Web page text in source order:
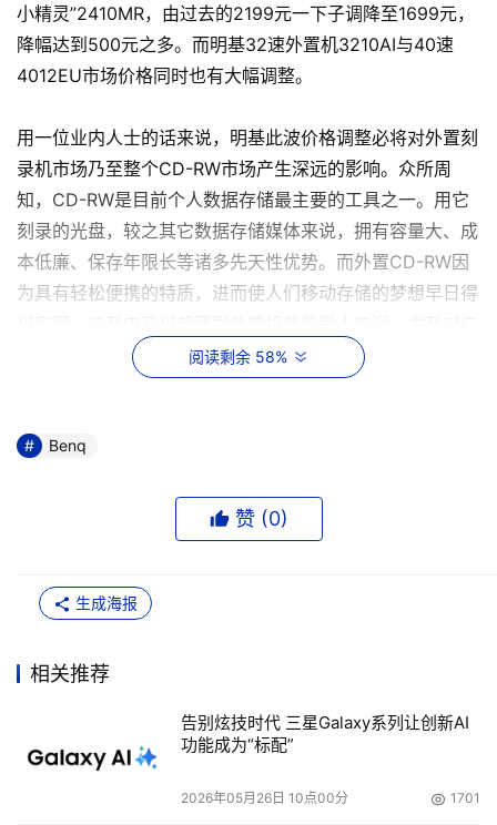
小精灵”2410MR，由过去的2199元一下子调降至1699元，
降幅达到500元之多。而明基32速外置机3210AI与40速
4012EU市场价格同时也有大幅调整。
用一位业内人士的话来说，明基此波价格调整必将对外置刻
录机市场乃至整个CD-RW市场产生深远的影响。众所周
知，CD-RW是目前个人数据存储最主要的工具之一。用它
刻录的光盘，较之其它数据存储媒体来说，拥有容量大、成
本低廉、保存年限长等诸多先天性优势。而外置CD-RW因
为具有轻松便携的特质，进而使人们移动存储的梦想早日得
大笔记本电脑用户来说。以明基“刻录小精灵”2410MR为
功能，而USB2.0数据传输接口，令刻录倍速达到24X，刻
当前最适合笔记本用户使用的外置机。
文包中，丝毫不会觉得累赘，因此特别适合那些移动办公用
户的需求。至于它玲珑有致的线条、前卫时尚的色彩以及稳
品位与干练而自信的气质。在性能方面，明基第三代
Seamless link无缝连接技术的配备，同时也为2410MR带
来了“自动导航”与“防撞精灵”两大新增的功能。“自动导航”
盘片的刻录状况，自动运算出最合适的刻录速度，在提高刻
阅读剩余 58%
Benq
赞 (0)
生成海报
相关推荐
告别炫技时代 三星Galaxy系列让创新AI
功能成为“标配”
2026年05月26日 10点00分 1701